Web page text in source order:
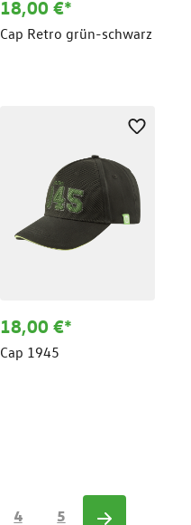
18,00 €*
Cap Retro grün-schwarz
18,00 €*
Cap 1945
4 5